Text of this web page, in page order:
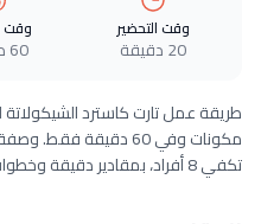
وقت التحضير
20 دقيقة
وقت
60 دقيقة
مكونات وفي 60
تكفي 8 أفراد، بمقادير دقيقة وخطوات واضحة.